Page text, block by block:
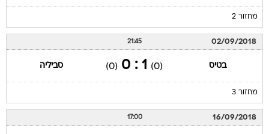
מחזור 2
02/09/2018
21:45
בטיס (0)
1 : 0
(0) סביליה
מחזור 3
16/09/2018
17:00